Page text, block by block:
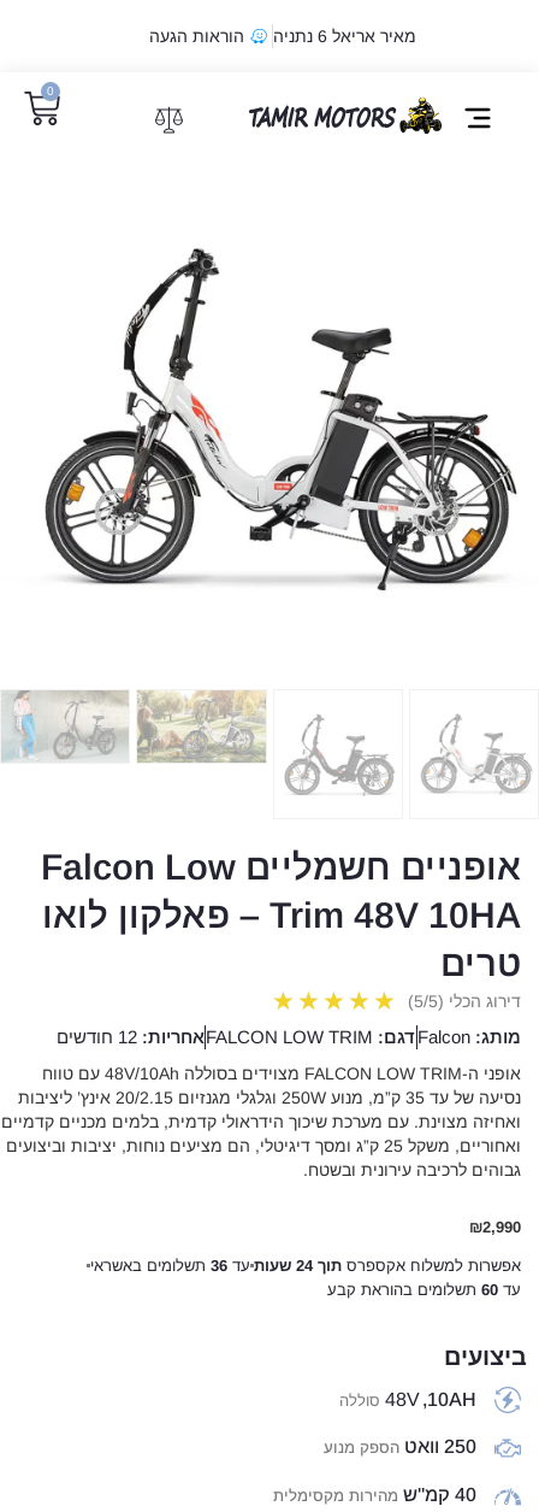
מאיר אריאל 6 נתניה הוראות הגעה
0
אופניים חשמליים Falcon Low
Trim 48V 10HA – פאלקון לואו
טרים
דירוג הכלי (5/5) ★
★
★
★
★
מותג: Falconדגם: FALCON LOW TRIMאחריות: 12 חודשים
אופני ה-FALCON LOW TRIM מצוידים בסוללה 48V/10Ah עם טווח
נסיעה של עד 35 ק”מ, מנוע 250W וגלגלי מגנזיום 20/2.15 אינץ’ ליציבות
ואחיזה מצוינת. עם מערכת שיכוך הידראולי קדמית, בלמים מכניים קדמיים
ואחוריים, משקל 25 ק”ג ומסך דיגיטלי, הם מציעים נוחות, יציבות וביצועים
גבוהים לרכיבה עירונית ובשטח.
₪2,990
אפשרות למשלוח אקספרס תוך 24 שעות עד 36 תשלומים באשראי
עד 60 תשלומים בהוראת קבע
ביצועים
10AH,
48V סוללה
250 וואט הספק מנוע
40 קמ"ש מהירות מקסימלית